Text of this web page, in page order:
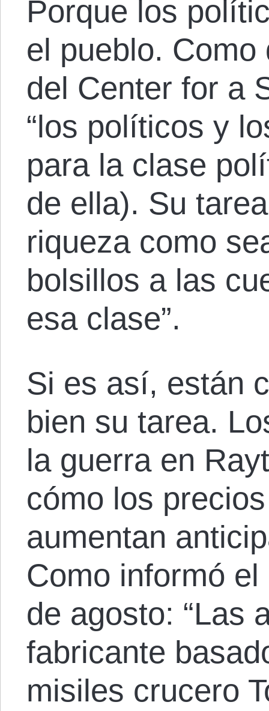
Porque los
el pueblo.
del Center for a
“los políticos y
para la clase
de ella). Su
riqueza como
bolsillos a las
esa clase”.
Si es así, están
bien su tarea.
la guerra en
cómo los
aumentan
Como informó
de agosto: “Las
fabricante
misiles crucero